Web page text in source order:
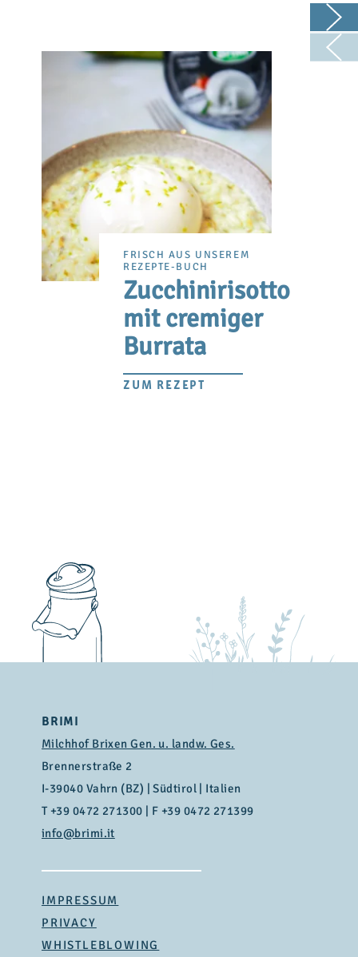
FRISCH AUS UNSEREM
REZEPTE-BUCH
Zucchinirisotto
mit cremiger
Burrata
ZUM REZEPT
BRIMI
Milchhof Brixen Gen. u. landw. Ges.
Brennerstraße 2
I-39040 Vahrn (BZ) | Südtirol | Italien
T +39 0472 271300 | F +39 0472 271399
info@brimi.it
IMPRESSUM
PRIVACY
WHISTLEBLOWING